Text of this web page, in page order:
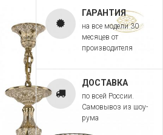
ГАРАНТИЯ
на все модели 30
месяцев от
производителя
ДОСТАВКА
по всей России.
Самовывоз из шоу-
рума